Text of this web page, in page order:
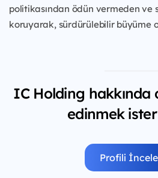
politikasından ödün vermeden ve
koruyarak, sürdürülebilir büyüme
IC Holding hakkında
edinmek
Profili İncele